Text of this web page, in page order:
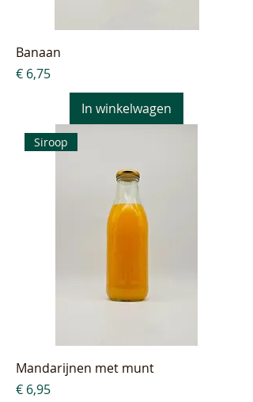
Banaan
Prijs
€ 6,75
In winkelwagen
Siroop
Mandarijnen met munt
Prijs
€ 6,95